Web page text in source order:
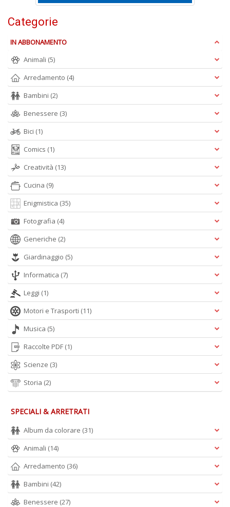
Categorie
IN ABBONAMENTO
Animali (5)
Arredamento (4)
Bambini (2)
Benessere (3)
Bici (1)
Comics (1)
Creatività (13)
Cucina (9)
Enigmistica (35)
Fotografia (4)
Generiche (2)
Giardinaggio (5)
Informatica (7)
Leggi (1)
Motori e Trasporti (11)
Musica (5)
Raccolte PDF (1)
Scienze (3)
Storia (2)
SPECIALI & ARRETRATI
Album da colorare (31)
Animali (14)
Arredamento (36)
Bambini (42)
Benessere (27)